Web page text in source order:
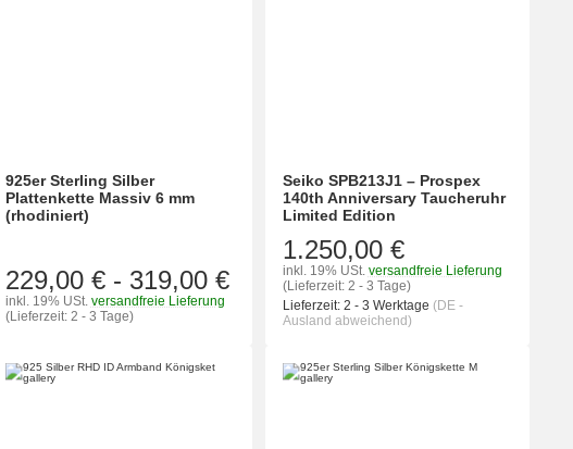
925er Sterling Silber
Plattenkette Massiv 6 mm
(rhodiniert)
229,00 €- 319,00 €
inkl. 19% USt. versandfreie Lieferung
(Lieferzeit: 2 - 3 Tage)
Seiko SPB213J1 – Prospex
140th Anniversary Taucheruhr
Limited Edition
1.250,00 €
inkl. 19% USt. versandfreie Lieferung
(Lieferzeit: 2 - 3 Tage)
Lieferzeit: 2 - 3 Werktage (DE -
Ausland abweichend)